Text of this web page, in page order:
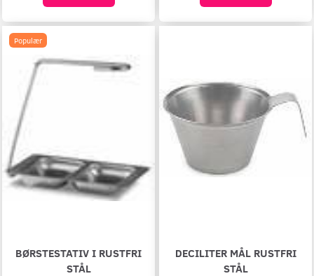
Populær
BØRSTESTATIV I RUSTFRI
STÅL
DECILITER MÅL RUSTFRI
STÅL